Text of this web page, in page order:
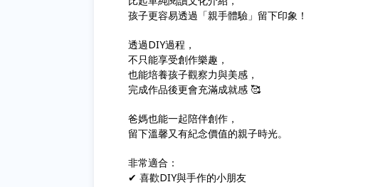
孩子更容易透過「親手體驗」留下印象！
透過DIY過程，
不只能享受創作樂趣，
也能培養孩子觀察力與美感，
完成作品後更會充滿成就感 🥰
爸媽也能一起陪伴創作，
留下溫馨又有紀念價值的親子時光。
非常適合：
✔ 喜歡DIY與手作的小朋友